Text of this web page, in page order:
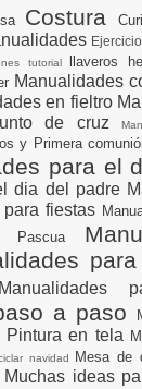
Costura
tutorial llaveros
Manualidades
en fieltro
de cruz
y Primera
para el
dia del padre
fiestas
Pascua
Manualidades
a paso
Pintura en tela
navidad Mesa de
Muchas ideas